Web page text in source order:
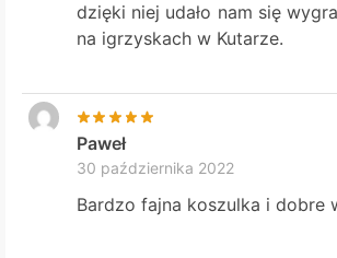
dzięki niej udało nam się
na igrzyskach w Kutarze.
Paweł
30 października 2022
Bardzo fajna koszulka i dobre